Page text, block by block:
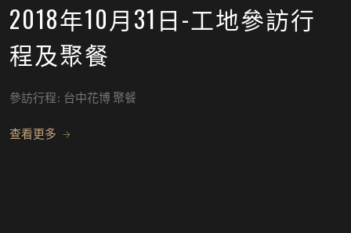
2018年10月31日-工地參訪行
程及聚餐
參訪行程: 台中花博 聚餐
查看更多